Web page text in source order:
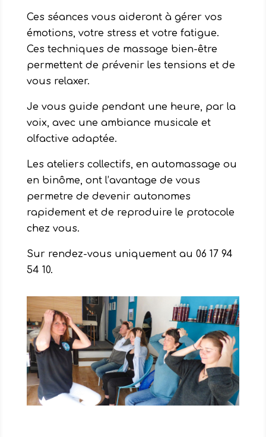
Ces séances vous aideront à gérer vos
émotions, votre stress et votre fatigue.
Ces techniques de massage bien-être
permettent de prévenir les tensions et de
vous relaxer.
Je vous guide pendant une heure, par la
voix, avec une ambiance musicale et
olfactive adaptée.
Les ateliers collectifs, en automassage ou
en binôme, ont l’avantage de vous
permetre de devenir autonomes
rapidement et de reproduire le protocole
chez vous.
Sur rendez-vous uniquement au 06 17 94
54 10.